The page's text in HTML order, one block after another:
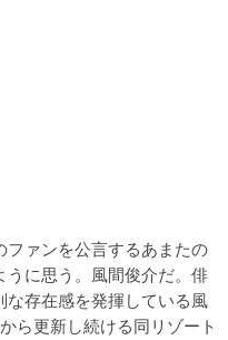
ァンを公言するあまたの
うに思う。風間俊介だ。俳
な存在感を発揮している風
ら更新し続ける同リゾート